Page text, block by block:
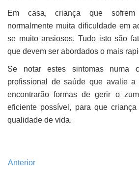
Em casa, criança que
normalmente muita dificuldade em
se muito ansiosos. Tudo isto são
que devem ser abordados o mais
Se notar estes sintomas numa
profissional de saúde que avalie a
encontrarão formas de gerir o
eficiente possível, para que
qualidade de vida.
Anterior